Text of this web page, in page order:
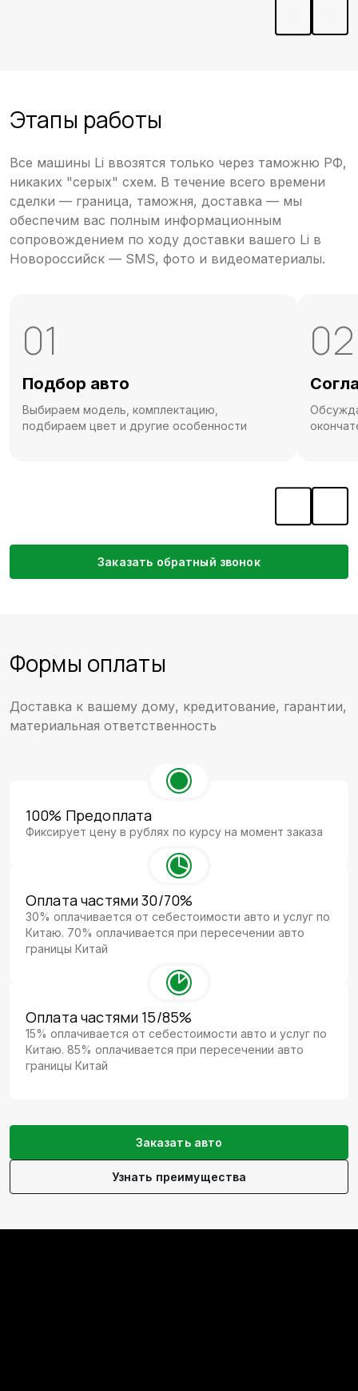
Этапы работы
Все машины Li ввозятся только через таможню РФ,
никаких "серых" схем. В течение всего времени
сделки — граница, таможня, доставка — мы
обеспечим вас полным информационным
сопровождением по ходу доставки вашего Li в
Новороссийск — SMS, фото и видеоматериалы.
Подбор авто
Выбираем модель, комплектацию,
подбираем цвет и другие особенности
01 02
Заказать обратный звонок
Формы оплаты
Доставка к вашему дому, кредитование, гарантии,
материальная ответственность
100% Предоплата
Фиксирует цену в рублях по курсу на момент заказа
Оплата частями 30/70%
30% оплачивается от себестоимости авто и услуг по
Китаю. 70% оплачивается при пересечении авто
границы Китай
Оплата частями 15/85%
15% оплачивается от себестоимости авто и услуг по
Китаю. 85% оплачивается при пересечении авто
границы Китай
Заказать авто
Узнать преимущества